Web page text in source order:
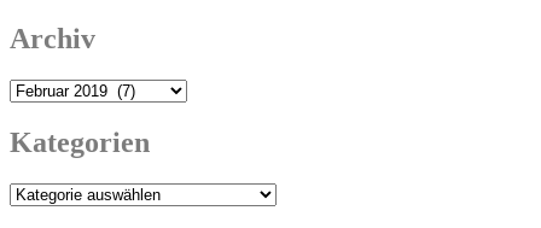
Archiv
Archiv
Kategorien
Kategorien